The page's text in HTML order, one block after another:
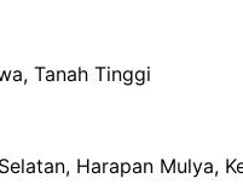
Tanah Tinggi
Harapan Mulya,